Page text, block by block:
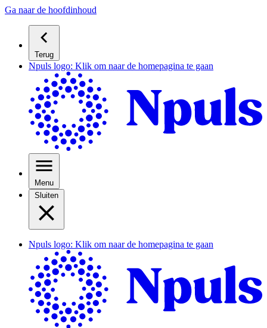
Ga naar de hoofdinhoud
Terug
Npuls logo: Klik om naar de homepagina te gaan
Menu
Sluiten
Npuls logo: Klik om naar de homepagina te gaan